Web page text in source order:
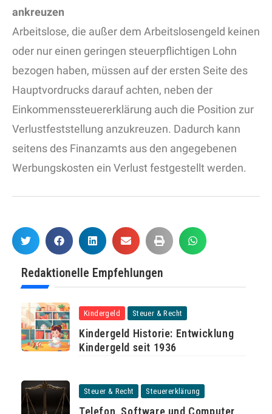
ankreuzen
Arbeitslose, die außer dem Arbeitslosengeld keinen
oder nur einen geringen steuerpflichtigen Lohn
bezogen haben, müssen auf der ersten Seite des
Hauptvordrucks darauf achten, neben der
Einkommenssteuererklärung auch die Position zur
Verlustfeststellung anzukreuzen. Dadurch kann
seitens des Finanzamts aus den angegebenen
Werbungskosten ein Verlust festgestellt werden.
Redaktionelle Empfehlungen
Kindergeld Steuer & Recht
Kindergeld Historie: Entwicklung
Kindergeld seit 1936
Steuer & Recht Steuererklärung
Telefon, Software und Computer